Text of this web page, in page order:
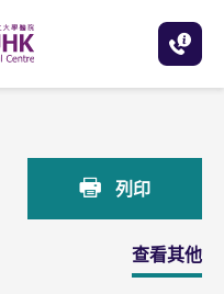
列印
查看其他